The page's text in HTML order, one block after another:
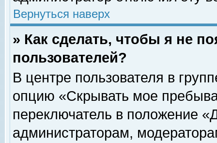
Вернуться наверх
» Как сделать, чтобы я не
пользователей?
В центре пользователя в
опцию «Скрывать мое
переключатель в положение
администраторам,